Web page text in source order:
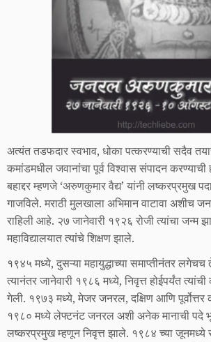
अत्यंत तडफदार स्वभाव, धोका पत्करण्याची सदैव
कमांडमधील जवानांचा पूर्व विश्वास संपादन करण्याची
बहाद्दर म्हणजे ‘अरुणकुमार वैद्य’ यांनी लष्करप्रमुख
गाजविले. मराठी मुलखाला अभिमान वाटावा अशीच
राहिली आहे. २७ जानेवारी १९२६ रोजी त्यांचा जन्म
महाविद्यालयात त्यांचे शिक्षण झाले.
१९४५ मध्ये, दुसऱ्या महायुद्धाच्या समाप्तीनंतर
त्यानंतर जानेवारी १९८६ मध्ये, निवृत्त होईपर्यंत
गेली. १९७३ मध्ये, मेजर जनरल, दक्षिण आणि
१९८० मध्ये लेफ्टनंट जनरल अशी अनेक मानाची पदे
लष्करप्रमुख म्हणून निवृत्त झाले. १९८४ च्या जूनमध्ये